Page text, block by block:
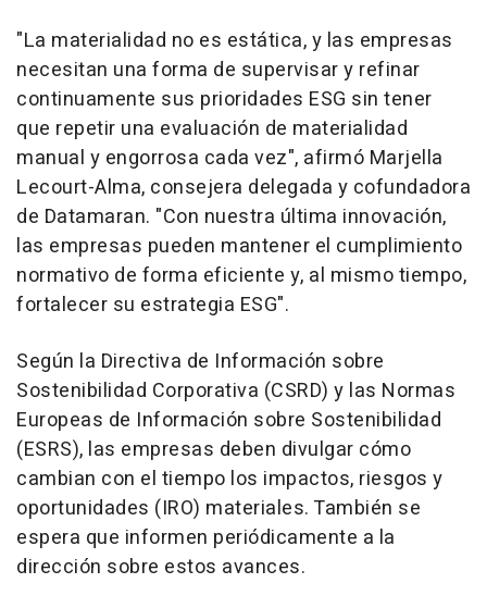
"La materialidad no es estática, y las empresas
necesitan una forma de supervisar y refinar
continuamente sus prioridades ESG sin tener
que repetir una evaluación de materialidad
manual y engorrosa cada vez", afirmó Marjella
Lecourt-Alma, consejera delegada y cofundadora
de Datamaran. "Con nuestra última innovación,
las empresas pueden mantener el cumplimiento
normativo de forma eficiente y, al mismo tiempo,
fortalecer su estrategia ESG".
Según la Directiva de Información sobre
Sostenibilidad Corporativa (CSRD) y las Normas
Europeas de Información sobre Sostenibilidad
(ESRS), las empresas deben divulgar cómo
cambian con el tiempo los impactos, riesgos y
oportunidades (IRO) materiales. También se
espera que informen periódicamente a la
dirección sobre estos avances.